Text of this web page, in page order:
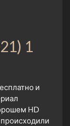
1
и
HD